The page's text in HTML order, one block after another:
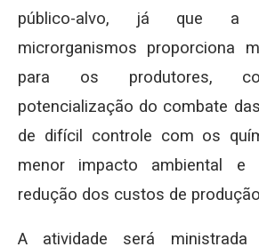
público-alvo, já que a
microrganismos proporciona
para os produtores,
potencialização do combate
de difícil controle com os
menor impacto ambiental e
redução dos custos de
A atividade será ministrada